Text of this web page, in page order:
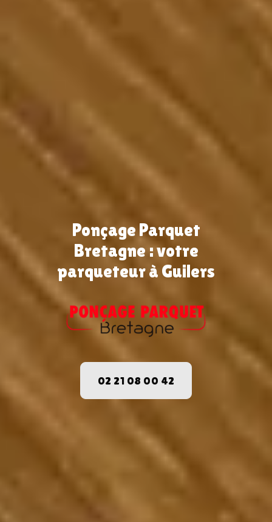
Ponçage Parquet
Bretagne : votre
parqueteur à Guilers
02 21 08 00 42